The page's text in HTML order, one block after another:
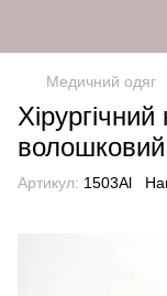
Медичний одяг
Артикул: 1503Al